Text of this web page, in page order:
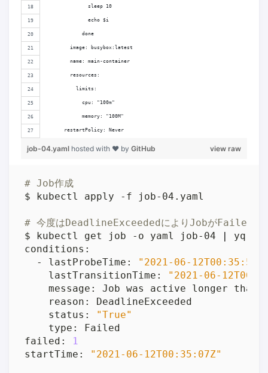
              sleep 10
              echo $i
            done
        image: busybox:latest
        name: main-container
        resources:
          limits:
            cpu: "100m"
            memory: "100M"
      restartPolicy: Never
view raw
job-04.yaml hosted with ❤ by GitHub
# Job作成
# 今度はDeadlineExceededによりJobがFailedに
$ kubectl get job -o yaml job-04
|
yq -
  - lastProbeTime:
"2021-06-
    lastTransitionTime:
"2021-06-
    status:
"True"
failed: 1
startTime: "2021-06-12T00:35:07Z"